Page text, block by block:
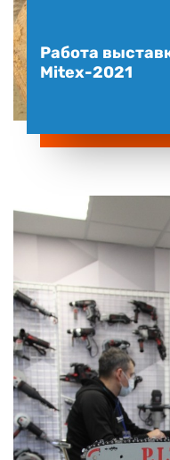
Работа
Mitex-2021